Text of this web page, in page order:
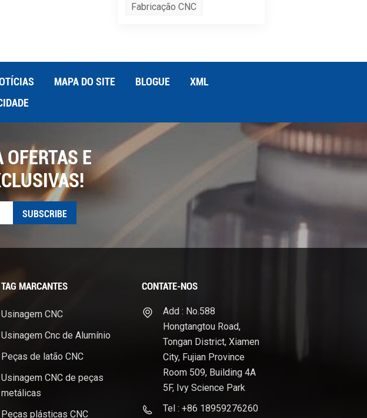
Fabricação CNC
sem contato, o que
contaminação e
Conclusão O
uma
de cortar
valiosa em
e
pedra angular
MAPA DO SITE BLOGUE
XML
E
TAG MARCANTES
Usinagem CNC
Usinagem Cnc de Alumínio
Peças de latão CNC
Usinagem CNC de peças
metálicas
Peças plásticas CNC
CONTATE-NOS
Add : No.588
Hongtangtou Road,
Tongan District, Xiamen
City, Fujian Province
Room 509, Building 4A
5F, Ivy Science Park
Tel : +86 18959276260